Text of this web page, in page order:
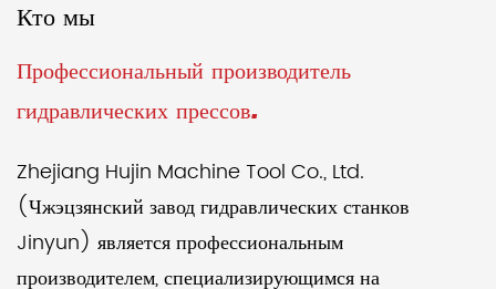
Кто мы
Профессиональный производитель
гидравлических прессов.
Zhejiang Hujin Machine Tool Co., Ltd.
(Чжэцзянский завод гидравлических станков
Jinyun) является профессиональным
производителем, специализирующимся на